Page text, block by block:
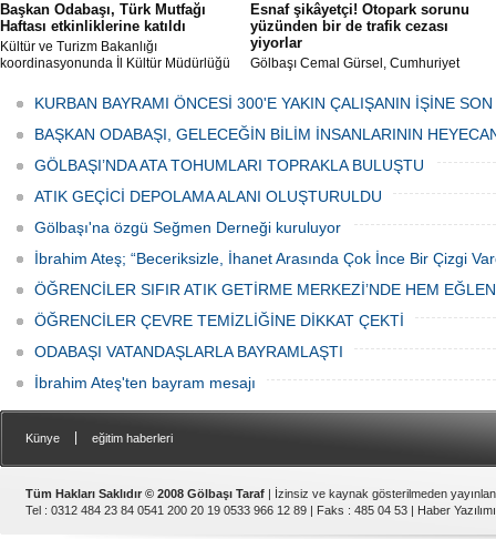
Başkan Odabaşı, Türk Mutfağı
Haftası etkinliklerine katıldı
Kültür ve Turizm Bakanlığı
koordinasyonunda İl Kültür Müdürlüğü
Haftası" etkinlikleri Ankara'da devam
ediyor.
Esnaf şikâyetçi! Otopark sorunu
yüzünden bir de trafik cezası
yiyorlar
Gölbaşı Cemal Gürsel, Cumhuriyet
bulunan esnaf ve alışverişe gelen
vatandaşlar park cezaları yüzünden
canından bezdi.
KURBAN BAYRAMI ÖNCESİ 300'E YAKIN ÇALIŞANIN İŞİNE
BAŞKAN ODABAŞI, GELECEĞİN BİLİM İNSANLARININ
GÖLBAŞI’NDA ATA TOHUMLARI TOPRAKLA BULUŞTU
ATIK GEÇİCİ DEPOLAMA ALANI OLUŞTURULDU
Gölbaşı'na özgü Seğmen Derneği kuruluyor
İbrahim Ateş; “Beceriksizle, İhanet Arasında Çok İnce Bir Çizgi
ÖĞRENCİLER SIFIR ATIK GETİRME MERKEZİ’NDE HEM
ÖĞRENCİLER ÇEVRE TEMİZLİĞİNE DİKKAT ÇEKTİ
ODABAŞI VATANDAŞLARLA BAYRAMLAŞTI
İbrahim Ateş'ten bayram mesajı
Künye eğitim haberleri
Tüm Hakları Saklıdır © 2008 Gölbaşı Taraf | İzinsiz ve kaynak gösterilmeden
Tel : 0312 484 23 84 0541 200 20 19 0533 966 12 89 | Faks : 485 04 53 | Haber Yazılımı